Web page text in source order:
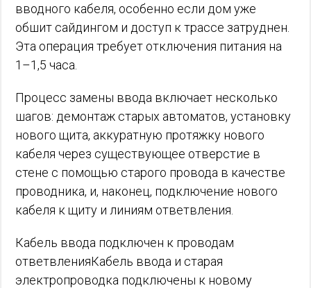
вводного кабеля, особенно если дом уже
обшит сайдингом и доступ к трассе затруднен.
Эта операция требует отключения питания на
1–1,5 часа.
Процесс замены ввода включает несколько
шагов: демонтаж старых автоматов, установку
нового щита, аккуратную протяжку нового
кабеля через существующее отверстие в
стене с помощью старого провода в качестве
проводника, и, наконец, подключение нового
кабеля к щиту и линиям ответвления.
Кабель ввода подключен к проводам
ответвленияКабель ввода и старая
электропроводка подключены к новому